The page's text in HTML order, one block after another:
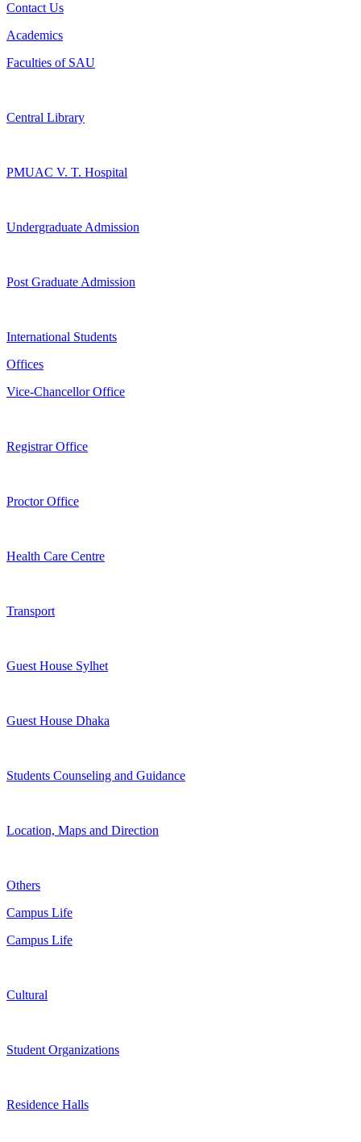
Contact Us
Academics
Faculties of SAU
Central Library
PMUAC V. T. Hospital
Undergraduate Admission
Post Graduate Admission
International Students
Offices
Vice-Chancellor Office
Registrar Office
Proctor Office
Health Care Centre
Transport
Guest House Sylhet
Guest House Dhaka
Students Counseling and Guidance
Location, Maps and Direction
Others
Campus Life
Campus Life
Cultural
Student Organizations
Residence Halls